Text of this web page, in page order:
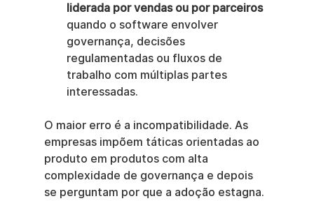
liderada por vendas ou por parceiros
quando o software envolver
governança, decisões
regulamentadas ou fluxos de
trabalho com múltiplas partes
interessadas.
O maior erro é a incompatibilidade. As
empresas impõem táticas orientadas ao
produto em produtos com alta
complexidade de governança e depois
se perguntam por que a adoção estagna.